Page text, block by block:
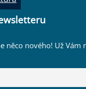
něco nového! Už Vám